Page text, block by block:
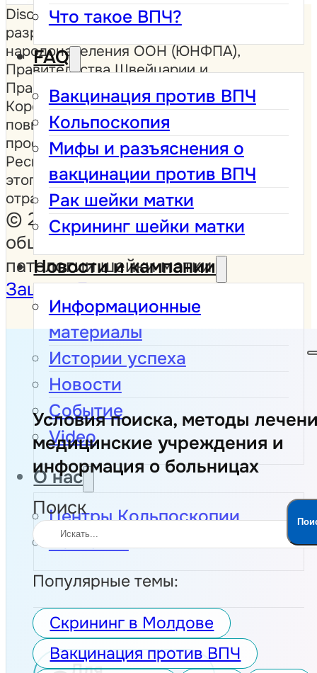
Что такое ВПЧ?
FAQ
Вакцинация против ВПЧ
Кольпоскопия
Мифы и разъяснения о
вакцинации против ВПЧ
Рак шейки матки
Скрининг шейки матки
Новости и кампании
Информационные
материалы
Истории успеха
Новости
Событие
Video
О нас
Центры Кольпоскопии
Контакты
Disclaimer: Этот сайт был
разработан при поддержке Фонда
народонаселения ООН (ЮНФПА),
Правительства Швейцарии и
Правительства Соединённого
Королевства в рамках усилий по
повышению осведомлённости о
профилактике рака шейки матки в
Республике Молдова. Содержание
этого сайта не обязательно
отражает точку зрения доноров.
© 2026 Молдавское
общество кольпоскопии и
патологии шейки матки
Защита Данных
Условия поиска, методы
медицинские учреждения и
информация о больницах
Поиск
Популярные темы:
Скрининг в Молдове
Вакцинация против ВПЧ